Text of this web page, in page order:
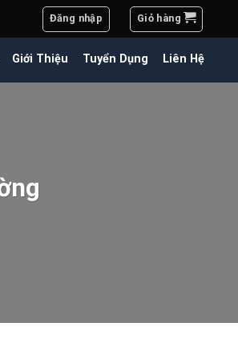
Đăng nhập Giỏ hàng
Giới Thiệu Tuyển Dụng Liên Hệ